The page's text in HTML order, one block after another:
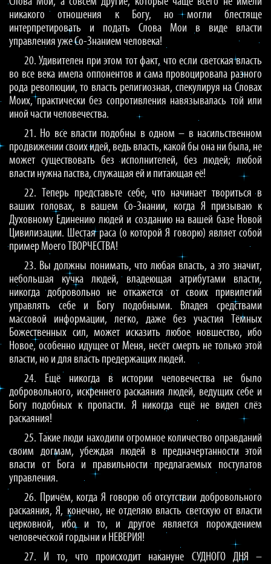
никакого отношения к Богу, но могли блестяще
интерпретировать и подать Слова Мои в виде власти
управления уже Со-Знанием человека!
20. Удивителен при этом тот факт, что если светская власть
во все века имела оппонентов и сама провоцировала разного
рода революции, то власть религиозная, спекулируя на Словах
Моих, практически без сопротивления навязывалась той или
иной части человечества.
21. Но все власти подобны в одном – в насильственном
продвижении своих идей, ведь власть, какой бы она ни была, не
может существовать без исполнителей, без людей; любой
власти нужна паства, служащая ей и питающая её!
22. Теперь представьте себе, что начинает твориться в
ваших головах, в вашем Со-Знании, когда Я призываю к
Духовному Единению людей и созданию на вашей базе Новой
Цивилизации. Шестая раса (о которой Я говорю) являет собой
пример Моего ТВОРЧЕСТВА!
23. Вы должны понимать, что любая власть, а это значит,
небольшая кучка людей, владеющая атрибутами власти,
никогда добровольно не откажется от своих привилегий
управлять себе и Богу подобными. Владея средствами
массовой информации, легко, даже без участия Тёмных
Божественных сил, может исказить любое новшество, ибо
Новое, особенно идущее от Меня, несёт смерть не только этой
власти, но и для власть предержащих людей.
24. Ещё никогда в истории человечества не было
добровольного, искреннего раскаяния людей, ведущих себе и
Богу подобных к пропасти. Я никогда ещё не видел слёз
раскаяния!
25. Такие люди находили огромное количество оправданий
своим догмам, убеждая людей в предначертанности этой
власти от Бога и правильности предлагаемых постулатов
управления.
26. Причём, когда Я говорю об отсутствии добровольного
раскаяния, Я, конечно, не отделяю власть светскую от власти
церковной, ибо и то, и другое является порождением
человеческой гордыни и НЕВЕРИЯ!
27. И то, что происходит накануне СУДНОГО ДНЯ –